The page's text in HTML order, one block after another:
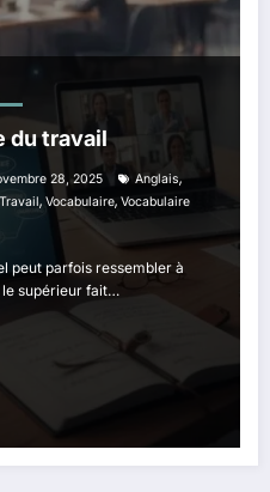
du travail
28, 2025 Anglais,
, Vocabulaire, Vocabulaire
peut parfois ressembler à
le supérieur fait…